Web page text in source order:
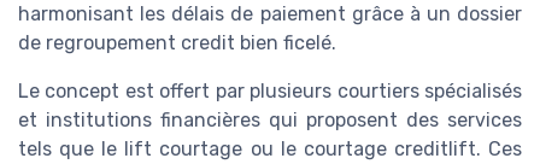
harmonisant les délais de paiement grâce à un dossier
de regroupement credit bien ficelé.
Le concept est offert par plusieurs courtiers spécialisés
et institutions financières qui proposent des services
tels que le lift courtage ou le courtage creditlift. Ces